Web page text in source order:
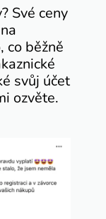
Své ceny
co běžně
svůj účet
ozvěte.